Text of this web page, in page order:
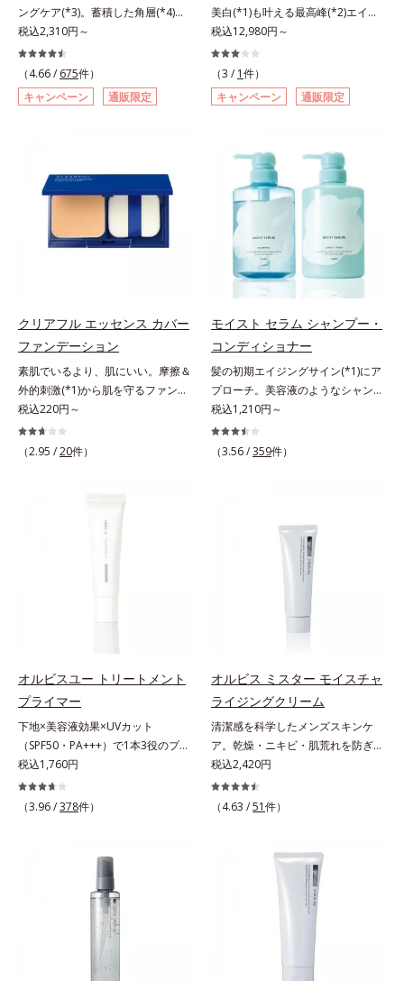
で、手軽においしくたんぱく質を摂
れます。*1 1杯分（約27g）当り。
コラーゲン含む。*2 ビタミンB1、
B2、B6、B12、ナイアシン、パン
トテン酸各商品の詳しい情報は商品
ページをご覧ください。・BEAUTY
ラ肌が長時間続きます。パウダータ
イプながら、SPF50+・PA++++。パ
ウダーならではの軽いつけごこち
で、日焼け止めが苦手な方にもおす
すめです。水や汗に強いスーパーウ
ォータープルーフ(*4)だから、レジ
合＝セミマット肌を叶える球状と板
状の粉体*2 シリカ6種類、セルロー
ス*3 シリカ配合＝皮脂を吸着する
粉体*4 化粧持ち性能
ングケア(*3)。蓄積した角層(*4)を
絡めとりくすみ(*5)を晴らす高密着
マイルドピーリング(*6)洗顔料。ハ
リも透明感(*7)も結果主義。年齢サ
イン(*8)の因子に着目した肌科学エ
イジングケア(*3)シリーズ。オルビ
原因に着目。加齢とともに現れる年
齢サインについて研究を進めたとこ
ろ、弾力感のない状態である「ハリ
のなさ」や、くすみ(*5)などが現れ
美容成分(*9)として「G.D.F.アクテ
ィベーター(*10)」を配合。そし
て、従来から配合している美白(*1)
有効成分「トラネキサム酸」を配合
しました。さらに、シリーズ共通の
美容成分「GLルートブースター
(*11)」を配合することで、肌のふ
アが叶うシリーズに。3ステップで
上向き(*12)のハリと透明感を。効
果的なシナジー設計で、あなたのエ
イジングケアを応援します。*1 メ
ラニンの生成を抑え、シミ・ソバカ
と*4 剥がれずに肌に蓄積した古い
角層*5 乾燥による*6 洗浄によ
る物理的効果*7 うるおいによる
*8 乾燥、ハリ・ツヤのなさ*9
保湿成分*10 ロニセラカエルレア
果汁、ノバラエキス配合＝うるおい
を与えハリと透明感に満ちた肌へ導
く保湿成分*11 メマツヨイグサ抽
出液、スイカズラエキス配合＝角層
税込2,310円～
（4.66 / 675件）
キャンペーン
通販限定
美白(*1)も叶える最高峰(*2)エイジ
ングケア(*3)。ハリも透明感(*4)も
結果主義。年齢サイン(*5)の因子に
着目した肌科学エイジングケア(*3)
シリーズ。オルビスユー ドットシ
リーズは、年齢による肌悩み一つ一
とともに現れる年齢サイン(*5)につ
いて研究を進めたところ、弾力感の
ない状態である「ハリのなさ」や、
くすみ(*6)などが現れている状態で
ある「透明感のなさ」が現れること
で大人の肌印象に大きな影響を与え
ていることが分かりました。そこで
オルビスユー ドットシリーズは美
容成分(*7)として「G.D.F.アクティ
ベーター(*8)」を配合。そして、従
来から配合している美白有効成分
「トラネキサム酸」を配合しまし
た。さらに、シリーズ共通の美容成
分(*7)「GLルートブースター(*9)」
を配合することで、肌のふっくら感
や透明感を叶えます。美白ケアしな
シナジー設計で、あなたのエイジン
グケアを応援します。*1 メラニン
の生成を抑え、シミ・ソバカスを防
ぐ（ウォッシュ除く）*2 オルビス
内スキンケアシリーズの保湿力*3
年齢に応じたお手入れのこと*4 う
るおいによる*5 乾燥、ハリ・ツヤ
ロニセラカエルレア果汁、ノバラエ
キス配合＝うるおいを与えハリと透
明感に満ちた肌へ導く保湿成分*9
メマツヨイグサ抽出液、スイカズラ
エキス配合＝角層のすみずみまで水
分・油分を保ち、ハリ・ツヤを与え
る保湿成分*10 気持ちのこと各商品
の詳しい情報は商品ページをご覧く
税込12,980円～
（3 / 1件）
キャンペーン
通販限定
クリアフル エッセンス カバー
ファンデーション
素肌でいるより、肌にいい。摩擦＆
外的刺激(*1)から肌を守るファンデ
ーション。肌荒れやニキビがある
と、ファンデーションを塗っていい
か悩むもの。とはいえ、素肌のまま
れしやすい、ニキビができやすい人
こそ、肌負担が少ない低刺激設計の
ファンデーションで守るのがベス
ト。「クリアフル エッセンス カバ
ー ファンデーション」は紫外線吸
ことを考えた設計。さらに美容成分
に包まれた水分保持力の高い粉体や
和漢植物由来成分をはじめとした、
肌をいたわる保湿成分をたっぷり配
合しました。肌にやさしいだけでな
く、毛穴や凸凹、赤みをカバーし
て、自然な陶器肌を叶えます。*1
乾燥など*2 すべての人に皮膚刺激
がおきないというわけではありませ
税込220円～
（2.95 /20件）
モイスト セラム シャンプー・
コンディショナー
髪の初期エイジングサイン(*1)にア
プローチ。美容液のようなシャンプ
ー＆コンディショナーで触れていた
くなるうるツヤ髪へ。「髪のうねり
が気になる」「乾燥してパサつく」
トセラムシリーズ。まるでスキンケ
アアイテムのように美容液成分(*2)
を6つも配合。保水してうるおいを
逃さない成分と、深く浸透してうる
おいで満たす成分で、髪も地肌も贅
沢にケアします。さらにうるおいを
行き渡らせる浸透力と、うるおいを
用。髪のうねりを抑え、スタイリン
グのしやすい、ずっと触れていたく
なるうるツヤ髪へと導きます。ヒノ
キ、ラベンダー、ゼラニウムによる
リフレッシュアロマの香りで、バス
ルームがここちよいリラックス空間
に。*1 うねり、パサつき*2 保湿成
分
税込1,210円～
（3.56 /359件）
オルビスユー トリートメント
プライマー
下地×美容液効果×UVカット
（SPF50・PA+++）で1本3役のプラ
イマー。凹凸をつるんとなめらかに
(*1)整え、化粧ノリUPの高機能化粧
下地。“塗るたび高まる、素肌の美
る小ジワをカバーしてハリ肌に整え
る高機能化粧下地毛穴や小ジワの凹
凸をつるんとなめらかに(*1)。スキ
ンケア発想の化粧下地です。保湿成
分が肌全層(*2)に働きかけて、肌の
うるおいをグンとアップ＆リッチな
クリームのようにぴたっと密着。乾
税込1,760円
（3.96 /378件）
オルビス ミスター モイスチャ
ライジングクリーム
清潔感を科学したメンズスキンケ
ア。乾燥・ニキビ・肌荒れを防ぎハ
リ・ツヤのある、好印象な清潔透明
肌(*1)へ。オルビスミスターは、男
性の清潔感、爽やかさ、若々しさの
であること(*2)を業界で初めて発見
(*3)。ニキビ・肌荒れ予防有効成分
と保湿成分を新たに配合。これまで
の乾燥・テカリへのケアはそのまま
税込2,420円
（4.63 /51件）